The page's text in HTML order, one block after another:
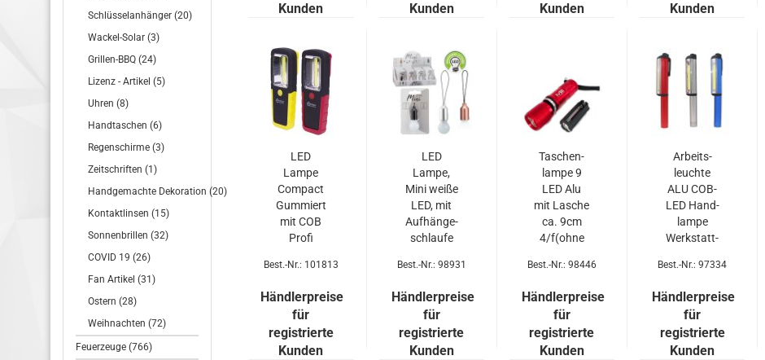
Kunden
Kunden
Kunden
Kunden
LED
Lampe
Com­pact
Gum­mi­ert
mit COB
Profi
(nicht
T-Dsp.
Best.-Nr.: 101813
Händlerpreise
für
registrierte
Kunden
LED
Lampe,
Mini weiße
LED, mit
Auf­hän­ge­
schlau­fe
6cm ein­zel­
T-
Best.-Nr.: 98931
Händlerpreise
für
registrierte
Kunden
Ta­schen­
lam­pe 9
LED Alu
mit La­sche
ca. 9cm
4/f(ohne
24er T-Dsp.
Best.-Nr.: 98446
Händlerpreise
für
registrierte
Kunden
Ar­beits­
leuch­te
ALU COB-​
LED Hand­
lam­pe
Werk­statt­
schen­lam­
lam­pe mi
Best.-Nr.: 97334
Händlerpreise
für
registrierte
Kunden
Schlüsselanhänger (20)
Wackel-Solar (3)
Grillen-BBQ (24)
Lizenz - Artikel (5)
Uhren (8)
Handtaschen (6)
Regenschirme (3)
Zeitschriften (1)
Handgemachte Dekoration (20)
Kontaktlinsen (15)
Sonnenbrillen (32)
COVID 19 (26)
Fan Artikel (31)
Ostern (28)
Weihnachten (72)
Feuerzeuge (766)